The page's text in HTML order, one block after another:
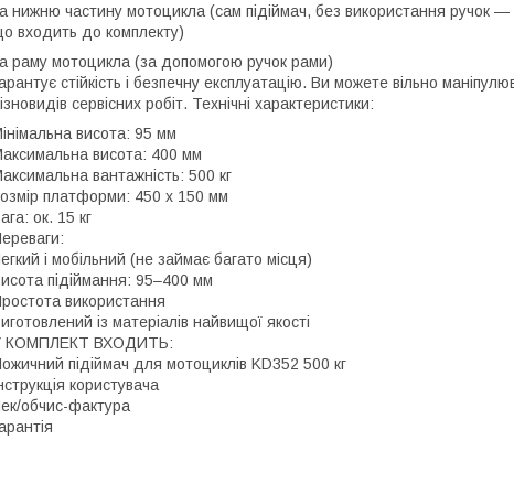
нижню частину мотоцикла (сам підіймач, без використання ручок
входить до комплекту)
раму мотоцикла (за допомогою ручок рами)
стійкість і безпечну експлуатацію. Ви можете вільно
сервісних робіт. Технічні характеристики:
висота: 95 мм
висота: 400 мм
вантажність: 500 кг
платформи: 450 x 150 мм
ок. 15 кг
і мобільний (не займає багато місця)
підіймання: 95–400 мм
використання
із матеріалів найвищої якості
КОМПЛЕКТ ВХОДИТЬ:
підіймач для мотоциклів KD352 500 кг
користувача
обчис-фактура